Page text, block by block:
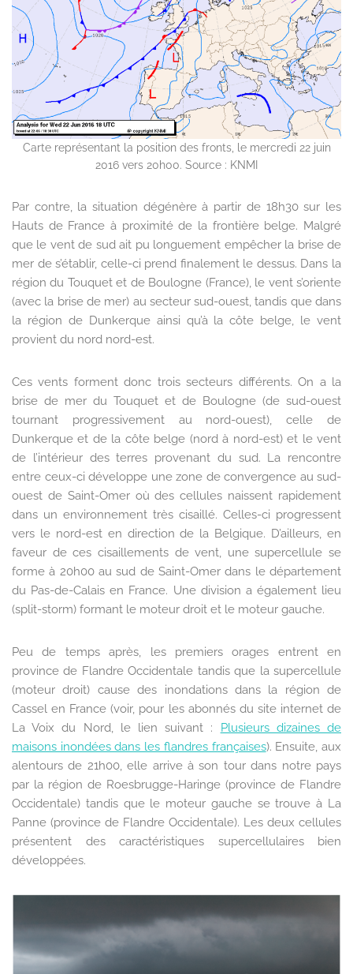
Carte représentant la position des fronts, le mercredi 22 juin
2016 vers 20h00. Source : KNMI
Par contre, la situation dégénère à partir de 18h30 sur les
Hauts de France à proximité de la frontière belge. Malgré
que le vent de sud ait pu longuement empêcher la brise de
mer de s’établir, celle-ci prend finalement le dessus. Dans la
région du Touquet et de Boulogne (France), le vent s’oriente
(avec la brise de mer) au secteur sud-ouest, tandis que dans
la région de Dunkerque ainsi qu’à la côte belge, le vent
provient du nord nord-est.
Ces vents forment donc trois secteurs différents. On a la
brise de mer du Touquet et de Boulogne (de sud-ouest
tournant progressivement au nord-ouest), celle de
Dunkerque et de la côte belge (nord à nord-est) et le vent
de l’intérieur des terres provenant du sud. La rencontre
entre ceux-ci développe une zone de convergence au sud-
ouest de Saint-Omer où des cellules naissent rapidement
dans un environnement très cisaillé. Celles-ci progressent
vers le nord-est en direction de la Belgique. D’ailleurs, en
faveur de ces cisaillements de vent, une supercellule se
forme à 20h00 au sud de Saint-Omer dans le département
du Pas-de-Calais en France. Une division a également lieu
(split-storm) formant le moteur droit et le moteur gauche.
Peu de temps après, les premiers orages entrent en
province de Flandre Occidentale tandis que la supercellule
(moteur droit) cause des inondations dans la région de
Cassel en France (voir, pour les abonnés du site internet de
La Voix du Nord, le lien suivant : Plusieurs dizaines de
maisons inondées dans les flandres françaises). Ensuite, aux
alentours de 21h00, elle arrive à son tour dans notre pays
par la région de Roesbrugge-Haringe (province de Flandre
Occidentale) tandis que le moteur gauche se trouve à La
Panne (province de Flandre Occidentale). Les deux cellules
présentent des caractéristiques supercellulaires bien
développées.